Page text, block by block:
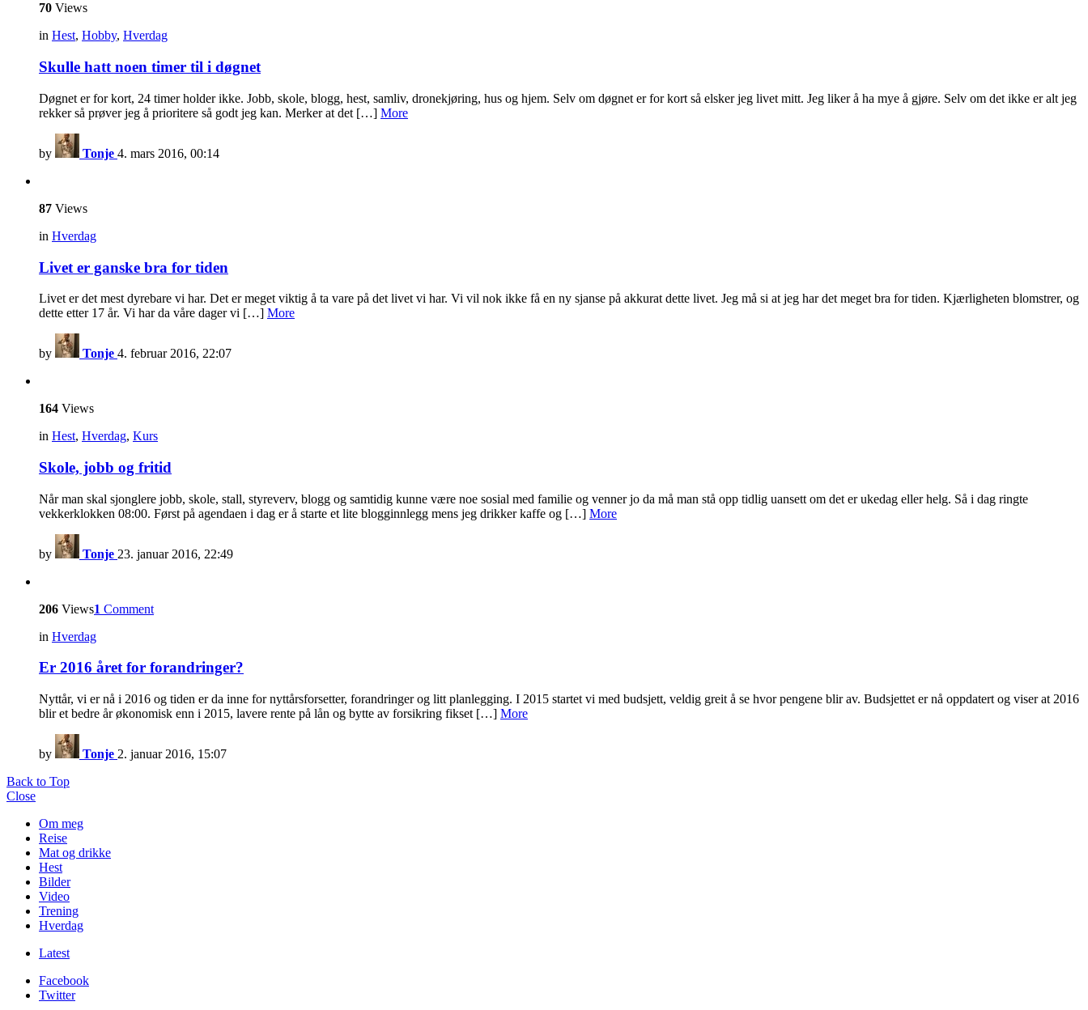
70 Views
in Hest, Hobby, Hverdag
Skulle hatt noen timer til i døgnet
Døgnet er for kort, 24 timer holder ikke. Jobb, skole, blogg, hest, samliv, dronekjøring, hus og hjem. Selv om døgnet er for kort så elsker jeg livet mitt. Jeg liker å ha mye å gjøre. Selv om det ikke er alt jeg
rekker så prøver jeg å prioritere så godt jeg kan. Merker at det […] More
by Tonje 4. mars 2016, 00:14
87 Views
in Hverdag
Livet er ganske bra for tiden
Livet er det mest dyrebare vi har. Det er meget viktig å ta vare på det livet vi har. Vi vil nok ikke få en ny sjanse på akkurat dette livet. Jeg må si at jeg har det meget bra for tiden. Kjærligheten blomstrer, og
dette etter 17 år. Vi har da våre dager vi […] More
by Tonje 4. februar 2016, 22:07
164 Views
in Hest, Hverdag, Kurs
Skole, jobb og fritid
Når man skal sjonglere jobb, skole, stall, styreverv, blogg og samtidig kunne være noe sosial med familie og venner jo da må man stå opp tidlig uansett om det er ukedag eller helg. Så i dag ringte
vekkerklokken 08:00. Først på agendaen i dag er å starte et lite blogginnlegg mens jeg drikker kaffe og […] More
by Tonje 23. januar 2016, 22:49
206 Views1 Comment
in Hverdag
Er 2016 året for forandringer?
Nyttår, vi er nå i 2016 og tiden er da inne for nyttårsforsetter, forandringer og litt planlegging. I 2015 startet vi med budsjett, veldig greit å se hvor pengene blir av. Budsjettet er nå oppdatert og viser at 2016
blir et bedre år økonomisk enn i 2015, lavere rente på lån og bytte av forsikring fikset […] More
by Tonje 2. januar 2016, 15:07
Back to Top
Close
Om meg
Reise
Mat og drikke
Hest
Bilder
Video
Trening
Hverdag
Latest
Facebook
Twitter